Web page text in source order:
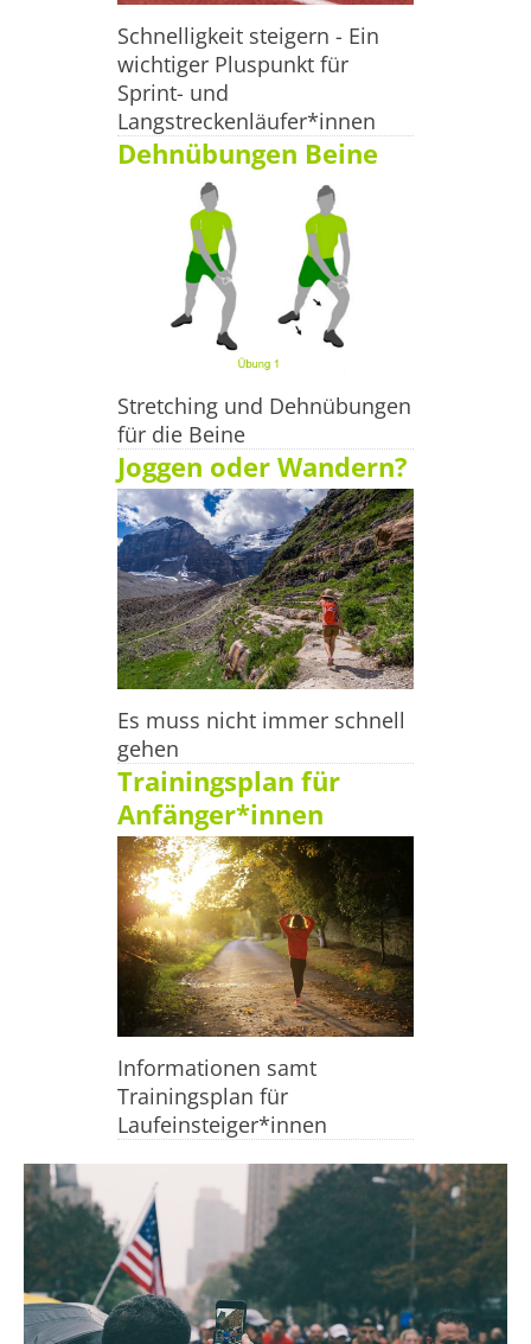
Schnelligkeit steigern - Ein
wichtiger Pluspunkt für
Sprint- und
Langstreckenläufer*innen
Dehnübungen Beine
Stretching und Dehnübungen
für die Beine
Joggen oder Wandern?
Es muss nicht immer schnell
gehen
Trainingsplan für
Anfänger*innen
Informationen samt
Trainingsplan für
Laufeinsteiger*innen